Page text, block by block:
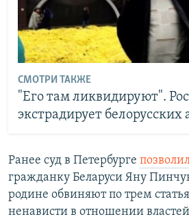
СМОТРИ ТАКЖЕ
"Его там ликвидируют".
экстрадирует белорусских
Ранее суд в Петербурге
гражданку Беларуси Яну
родине обвиняют по трем
ненависти в отношении